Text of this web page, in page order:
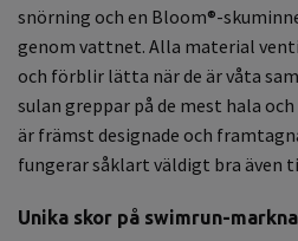
snörning och en Bloom®-
genom vattnet. Alla material
och förblir lätta när de är våta
sulan greppar på de mest hala
är främst designade och
fungerar såklart väldigt bra även
Unika skor på swimrun-